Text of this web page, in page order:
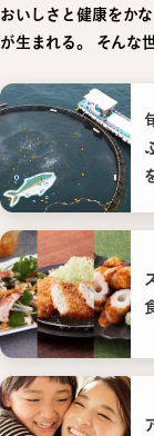
おいしさと健康をか
が生まれる。
そんな